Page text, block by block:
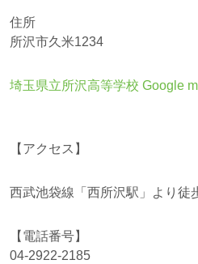
住所
所沢市久米1234
埼玉県立所沢高等学校 Google
【アクセス】
西武池袋線「西所沢駅」より徒
【電話番号】
04-2922-2185